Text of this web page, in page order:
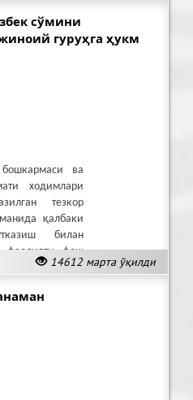
сўмини
гуруҳга ҳукм
14612 марта ўқилди
ва
ходимлари
тезкор
қалбаки
билан
фаолияти фош